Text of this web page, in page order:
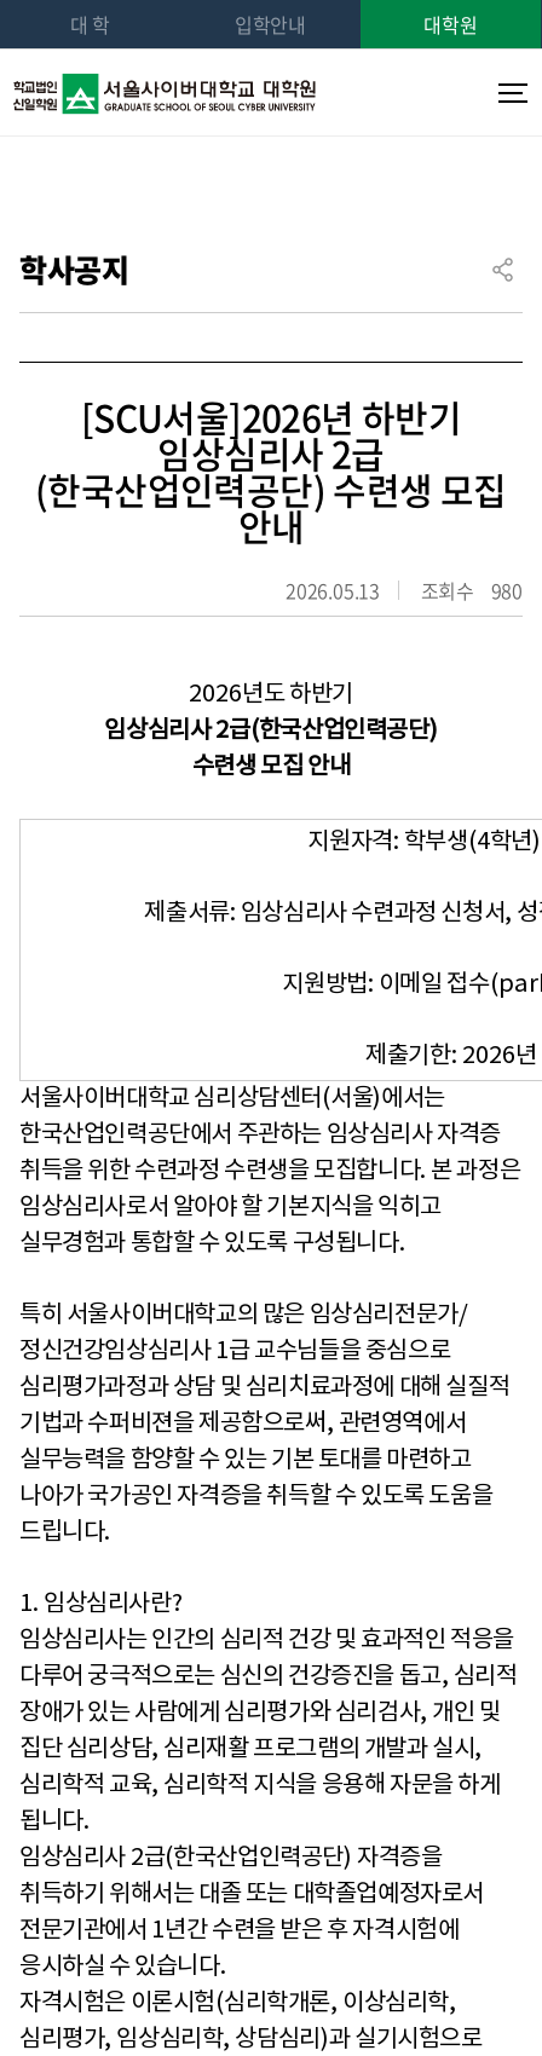
대 학 입학안내 대학원
학사공지
[SCU서울]2026년 하반기
임상심리사 2급
(한국산업인력공단) 수련생 모집
안내
2026.05.13 조회수 980
2026년도 하반기
임상심리사2급(한국산업인력공단)
수련생 모집 안내
지원자격: 학부생(4학년
제출서류: 임상심리사 수련과정 신청서,
지원방법: 이메일 접수
제출기한: 2026년
서울사이버대학교 심리상담센터 (서울)에서는
한국산업인력공단에서 주관하는 임상심리사 자격증
취득을 위한 수련과정 수련생을 모집합니다. 본 과정은
임상심리사로서 알아야 할 기본지식을 익히고
실무경험과 통합할 수 있도록 구성됩니다.
특히 서울사이버대학교의 많은 임상심리전문가/
정신건강임상심리사 1급 교수님들을 중심으로
심리평가과정과 상담 및 심리치료과정에 대해 실질적
기법과 수퍼비젼을 제공함으로써, 관련영역에서
실무능력을 함양할 수 있는 기본 토대를 마련하고
나아가 국가공인 자격증을 취득할 수 있도록 도움을
드립니다.
1. 임상심리사란?
임상심리사는 인간의 심리적 건강 및 효과적인 적응을
다루어 궁극적으로는 심신의 건강증진을 돕고, 심리적
장애가 있는 사람에게 심리평가와 심리검사, 개인 및
집단 심리상담, 심리재활 프로그램의 개발과 실시 ,
심리학적 교육, 심리학적 지식을 응용해 자문을 하게
됩니다.
임상심리사 2급(한국산업인력공단)자격증을
취득하기 위해서는 대졸 또는 대학졸업예정자로서
전문기관에서 1년간 수련을 받은 후 자격시험에
응시하실 수 있습니다.
자격시험은 이론시험(심리학개론, 이상심리학,
심리평가, 임상심리학, 상담심리 )과 실기시험으로